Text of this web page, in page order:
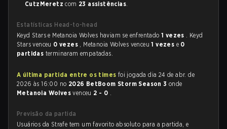
CutzMeretz com 23 assistências.
Estatísticas Head-to-head
Keyd Stars e Metanoia Wolves haviam se enfrentado 1 vezes . Keyd
Stars venceu 0 vezes , Metanoia Wolves venceu1 vezes e 0
partidas terminaram empatadas.
A última partida entre os times foi jogada dia 24 de abr. de
2026 às 16:00 no 2026 BetBoom Storm Season 3onde
Metanoia Wolvesvenceu 2 - 0 .
Previsão da partida
Usuários da Strafe tem um favorito absoluto para a partida, e